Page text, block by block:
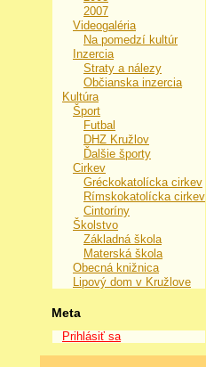
2007
Videogaléria
Na pomedzí kultúr
Inzercia
Straty a nálezy
Občianska inzercia
Kultúra
Šport
Futbal
DHZ Kružlov
Ďalšie športy
Cirkev
Gréckokatolícka cirkev
Rímskokatolícka cirkev
Cintoríny
Školstvo
Základná škola
Materská škola
Obecná knižnica
Lipový dom v Kružlove
Meta
Prihlásiť sa